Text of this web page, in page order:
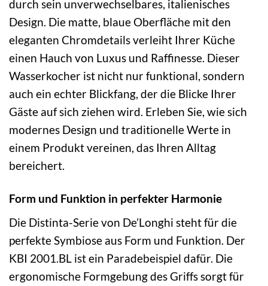
durch sein unverwechselbares, italienisches
Design. Die matte, blaue Oberfläche mit den
eleganten Chromdetails verleiht Ihrer Küche
einen Hauch von Luxus und Raffinesse. Dieser
Wasserkocher ist nicht nur funktional, sondern
auch ein echter Blickfang, der die Blicke Ihrer
Gäste auf sich ziehen wird. Erleben Sie, wie sich
modernes Design und traditionelle Werte in
einem Produkt vereinen, das Ihren Alltag
bereichert.
Form und Funktion in perfekter Harmonie
Die Distinta-Serie von De’Longhi steht für die
perfekte Symbiose aus Form und Funktion. Der
KBI 2001.BL ist ein Paradebeispiel dafür. Die
ergonomische Formgebung des Griffs sorgt für